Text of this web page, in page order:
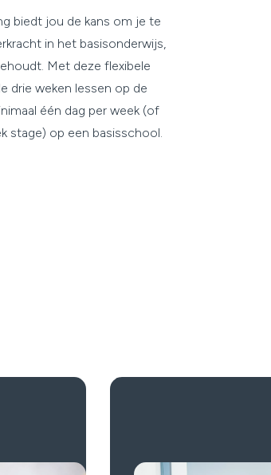
biedt jou de kans om je te
in het basisonderwijs,
Met deze flexibele
drie weken lessen op de
één dag per week (of
stage) op een basisschool.